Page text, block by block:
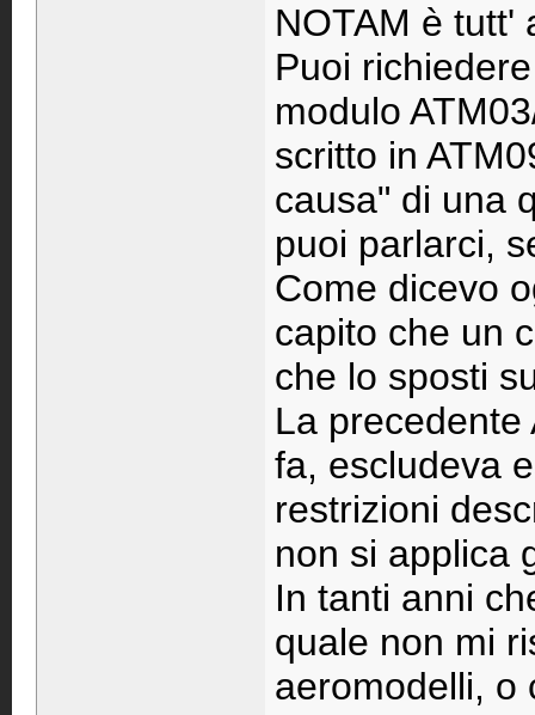
NOTAM è tutt'
Puoi
modulo
scritto in
causa" di una
puoi parlarci,
Come dicevo
capito che un
che lo sposti
La
fa, escludeva
restrizioni
non si applica
In tanti anni
quale non mi
aeromodelli, o